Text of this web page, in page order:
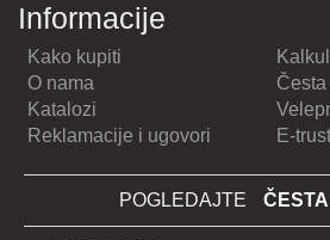
Informacije
Kako kupiti
O nama
Katalozi
Reklamacije i ugovori
E-
POGLEDAJTE